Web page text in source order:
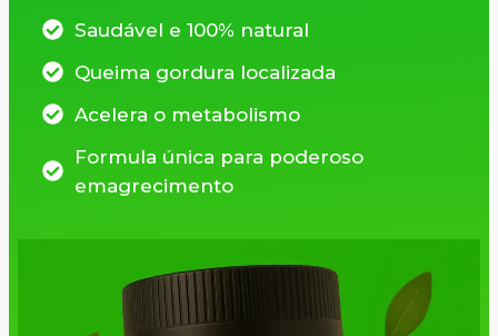
Saudável e 100% natural
Queima gordura localizada
Acelera o metabolismo
Formula única para poderoso
emagrecimento